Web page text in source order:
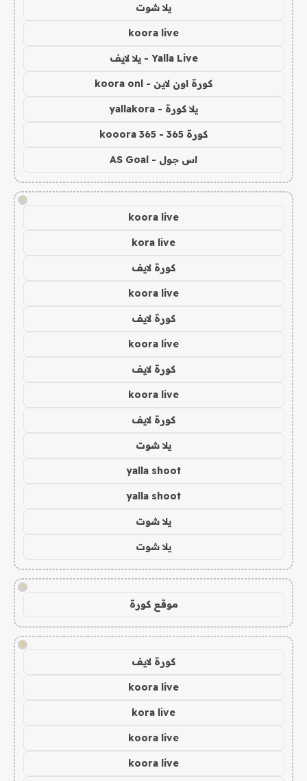
يلا شوت
koora live
Yalla Live - يلا لايف
كورة اون لاين - koora onl
يلا كورة - yallakora
كورة 365 - kooora 365
اس جول - AS Goal
!
koora live
kora live
كورة لايف
koora live
كورة لايف
koora live
كورة لايف
koora live
كورة لايف
يلا شوت
yalla shoot
yalla shoot
يلا شوت
يلا شوت
!
موقع كورة
!
كورة لايف
koora live
kora live
koora live
koora live